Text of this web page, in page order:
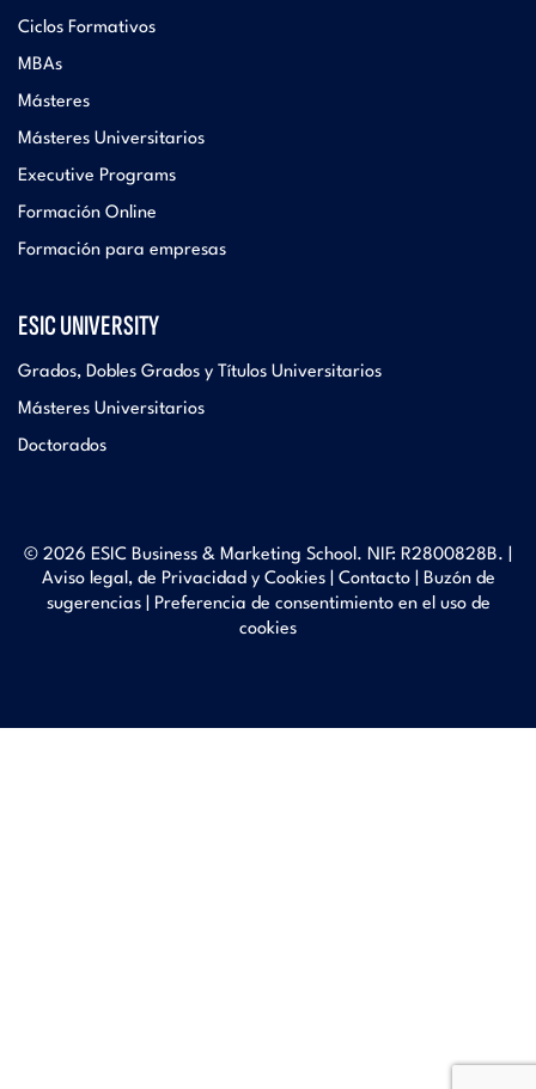
Ciclos Formativos
MBAs
Másteres
Másteres Universitarios
Executive Programs
Formación Online
Formación para empresas
ESIC UNIVERSITY
Grados, Dobles Grados y Títulos Universitarios
Másteres Universitarios
Doctorados
© 2026 ESIC Business & Marketing School. NIF: R2800828B. |
Aviso legal, de Privacidad y Cookies| Contacto|
Buzón de
sugerencias|
Preferencia de consentimiento en el uso de
cookies